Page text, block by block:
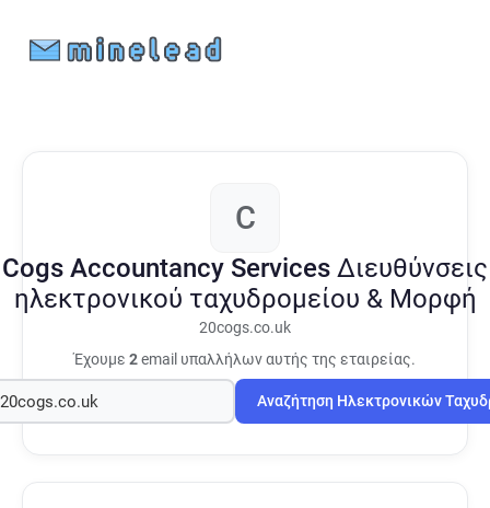
C
Cogs Accountancy Services Διευθύνσεις
ηλεκτρονικού ταχυδρομείου & Μορφή
20cogs.co.uk
Έχουμε 2email υπαλλήλων αυτής της εταιρείας.
Αναζήτηση Ηλεκτρονικών